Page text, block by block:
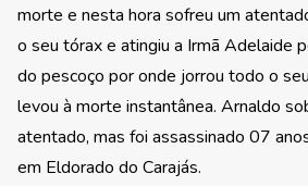
morte e nesta hora sofreu um
o seu tórax e atingiu a Irmã Adelaide
do pescoço por onde jorrou todo o
levou à morte instantânea. Arnaldo
atentado, mas foi assassinado 07
em Eldorado do Carajás.